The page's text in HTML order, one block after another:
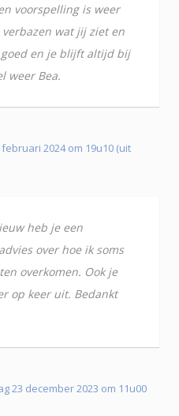
voorspelling is weer
wat jij ziet en
goed en je blijft altijd bij
weer Bea.
2024 om 19u10 (uit
heb je een
over hoe ik soms
overkomen. Ook je
op keer uit. Bedankt
23 december 2023 om 11u00